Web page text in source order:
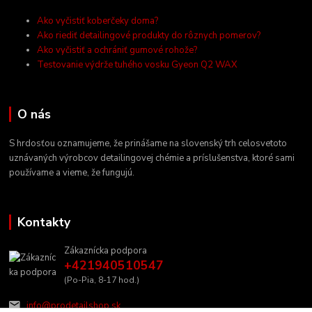
Ako vyčistiť koberčeky doma?
Ako riediť detailingové produkty do rôznych pomerov?
Ako vyčistiť a ochrániť gumové rohože?
Testovanie výdrže tuhého vosku Gyeon Q2 WAX
O nás
S hrdosťou oznamujeme, že prinášame na slovenský trh celosvetoto
uznávaných výrobcov detailingovej chémie a príslušenstva, ktoré sami
používame a vieme, že fungujú.
Kontakty
Zákaznícka podpora
+421940510547
(Po-Pia, 8-17 hod.)
info@prodetailshop.sk